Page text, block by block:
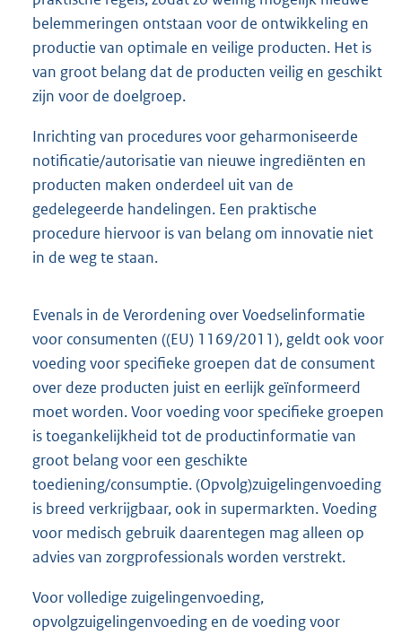
belemmeringen ontstaan voor de ontwikkeling en
productie van optimale en veilige producten. Het is
van groot belang dat de producten veilig en geschikt
zijn voor de doelgroep.
Inrichting van procedures voor geharmoniseerde
notificatie/autorisatie van nieuwe ingrediënten en
producten maken onderdeel uit van de
gedelegeerde handelingen. Een praktische
procedure hiervoor is van belang om innovatie niet
in de weg te staan.
Evenals in de Verordening over Voedselinformatie
voor consumenten ((EU) 1169/2011), geldt ook voor
voeding voor specifieke groepen dat de consument
over deze producten juist en eerlijk geïnformeerd
moet worden. Voor voeding voor specifieke groepen
is toegankelijkheid tot de productinformatie van
groot belang voor een geschikte
toediening/consumptie. (Opvolg)zuigelingenvoeding
is breed verkrijgbaar, ook in supermarkten. Voeding
voor medisch gebruik daarentegen mag alleen op
advies van zorgprofessionals worden verstrekt.
Voor volledige zuigelingenvoeding,
opvolgzuigelingenvoeding en de voeding voor